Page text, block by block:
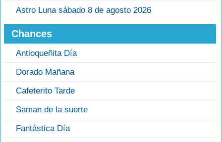
Astro Luna sábado 8 de agosto 2026
Chances
Antioqueñita Día
Dorado Mañana
Cafeterito Tarde
Saman de la suerte
Fantástica Día